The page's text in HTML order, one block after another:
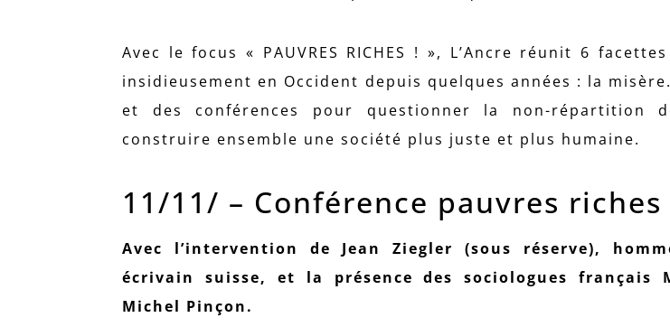
Avec le focus « PAUVRES RICHES ! », L’Ancre réunit 6
insidieusement en Occident depuis quelques années : la
et des conférences pour questionner la non-répartition
construire ensemble une société plus juste et plus humaine.
11/11/ – Conférence pauvres riches
Avec l’intervention de Jean Ziegler (sous réserve),
écrivain suisse, et la présence des sociologues français
Michel Pinçon.